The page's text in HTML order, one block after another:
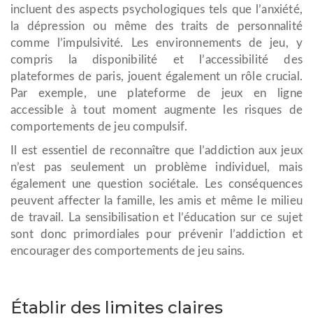
incluent des aspects psychologiques tels que l’anxiété,
la dépression ou même des traits de personnalité
comme l’impulsivité. Les environnements de jeu, y
compris la disponibilité et l’accessibilité des
plateformes de paris, jouent également un rôle crucial.
Par exemple, une plateforme de jeux en ligne
accessible à tout moment augmente les risques de
comportements de jeu compulsif.
Il est essentiel de reconnaître que l’addiction aux jeux
n’est pas seulement un problème individuel, mais
également une question sociétale. Les conséquences
peuvent affecter la famille, les amis et même le milieu
de travail. La sensibilisation et l’éducation sur ce sujet
sont donc primordiales pour prévenir l’addiction et
encourager des comportements de jeu sains.
Établir des limites claires